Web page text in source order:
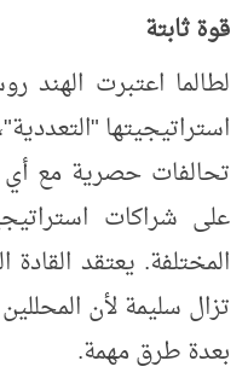
قوة ثابتة
لطالما اعتبرت الهند
استراتيجيتها
تحالفات حصرية مع
على شراكات
المختلفة. يعتقد القادة
تزال سليمة لأن
بعدة طرق مهمة.